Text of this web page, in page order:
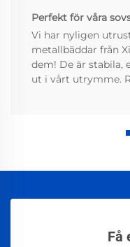
Perfekt för våra
Vi har nyligen
metallbäddar från
dem! De är stabila,
ut i vårt utrymme.
Få